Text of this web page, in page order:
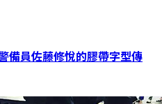
備員佐藤修悅的膠帶字型傳